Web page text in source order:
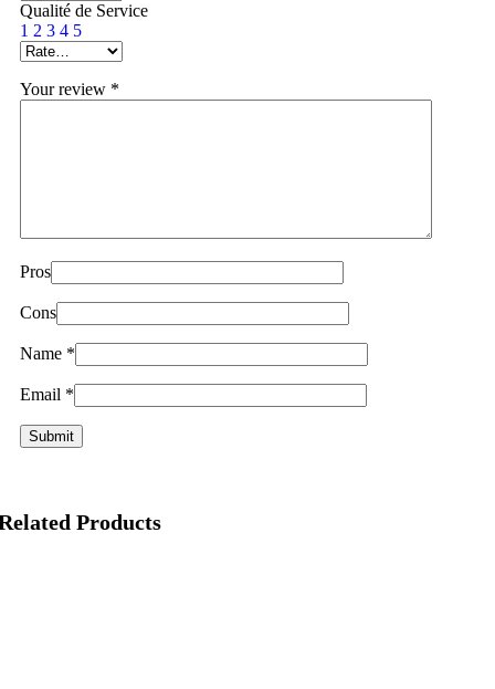
Qualité de Service
1 2 3 4 5
Your review *
Pros
Cons
Name *
Email *
Products